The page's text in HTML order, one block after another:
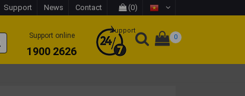
Support News Contact (0)
Support online
1900 2626
Support
0